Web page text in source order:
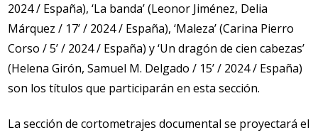
2024 / España), ‘La banda’ (Leonor Jiménez, Delia
Márquez / 17’ / 2024 / España), ‘Maleza’ (Carina Pierro
Corso / 5’ / 2024 / España) y ‘Un dragón de cien cabezas’
(Helena Girón, Samuel M. Delgado / 15’ / 2024 / España)
son los títulos que participarán en esta sección.
La sección de cortometrajes documental se proyectará el